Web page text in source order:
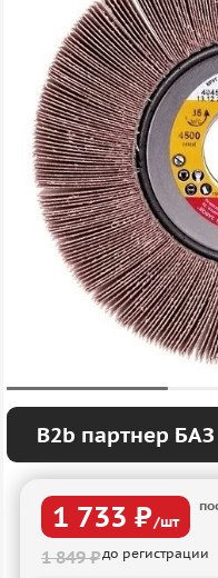
B2b партнер БАЗ
1 733 ₽/шт
1 849 ₽до регистрации